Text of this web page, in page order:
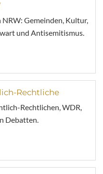
NRW: Gemeinden, Kultur,
und Antisemitismus.
Rechtliche
Rechtlichen, WDR,
Debatten.